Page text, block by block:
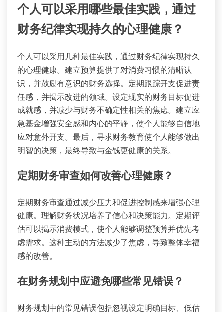
个人可以采用哪些最佳实践，通过
财务纪律实现持久的心理健康？
个人可以采用几种最佳实践，通过财务纪律实现持久
的心理健康。建立预算提供了对消费习惯的清晰认
识，并鼓励有意识的财务选择。定期跟踪开支促进责
任感，并揭示改进的领域。设定现实的财务目标促进
成就感，并减少与财务不确定性相关的焦虑。建立应
急基金增强安全感和内心的平静，使个人能够自信地
应对意外开支。最后，寻求财务教育使个人能够做出
明智的决策，最终导致与金钱更健康的关系。
定期财务审查如何改善心理健康？
定期财务审查通过减少压力和促进控制感来增强心理
健康。理解财务状况培养了信心和决策能力。定期评
估可以揭示消费模式，使个人能够调整预算并优先考
虑需求。这种主动的方法减少了焦虑，导致整体幸福
感的改善。
在财务规划中应避免哪些常见错误？
财务规划中的常见错误包括忽视设定明确目标、低估